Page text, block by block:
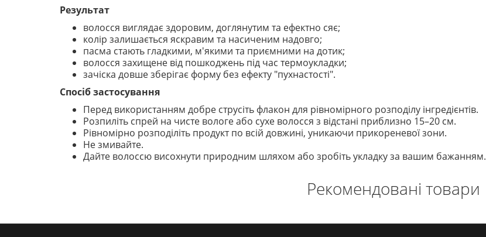
Результат
волосся виглядає здоровим, доглянутим та ефектно сяє;
колір залишається яскравим та насиченим надовго;
пасма стають гладкими, м'якими та приємними на дотик;
волосся захищене від пошкоджень під час термоукладки;
зачіска довше зберігає форму без ефекту "пухнастості".
Спосіб застосування
Перед використанням добре струсіть флакон для рівномірного розподілу інгредієнтів.
Розпиліть спрей на чисте вологе або сухе волосся з відстані приблизно 15–20 см.
Рівномірно розподіліть продукт по всій довжині, уникаючи прикореневої зони.
Не змивайте.
Дайте волоссю висохнути природним шляхом або зробіть укладку за вашим бажанням.
Рекомендовані товари